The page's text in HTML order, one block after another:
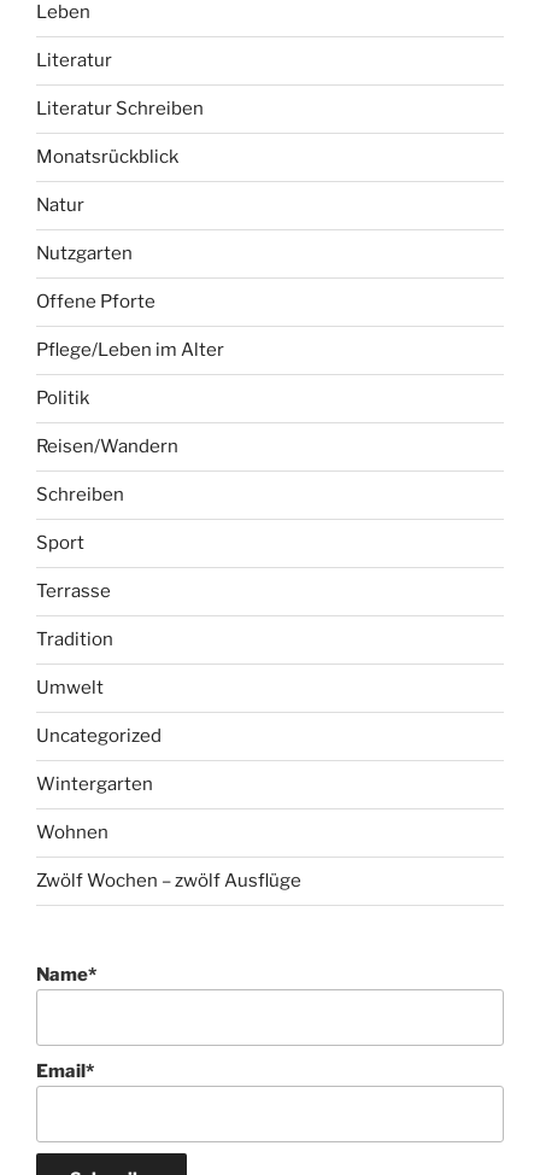
Leben
Literatur
Literatur Schreiben
Monatsrückblick
Natur
Nutzgarten
Offene Pforte
Pflege/Leben im Alter
Politik
Reisen/Wandern
Schreiben
Sport
Terrasse
Tradition
Umwelt
Uncategorized
Wintergarten
Wohnen
Zwölf Wochen – zwölf Ausflüge
Name*
Email*